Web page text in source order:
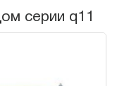
серии q11